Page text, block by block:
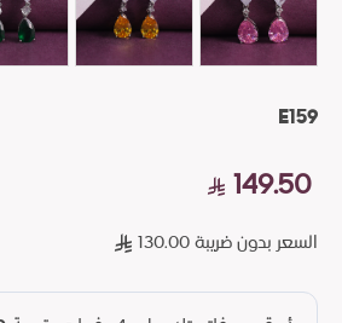
E159
149.50
السعر بدون ضريبة 130.00